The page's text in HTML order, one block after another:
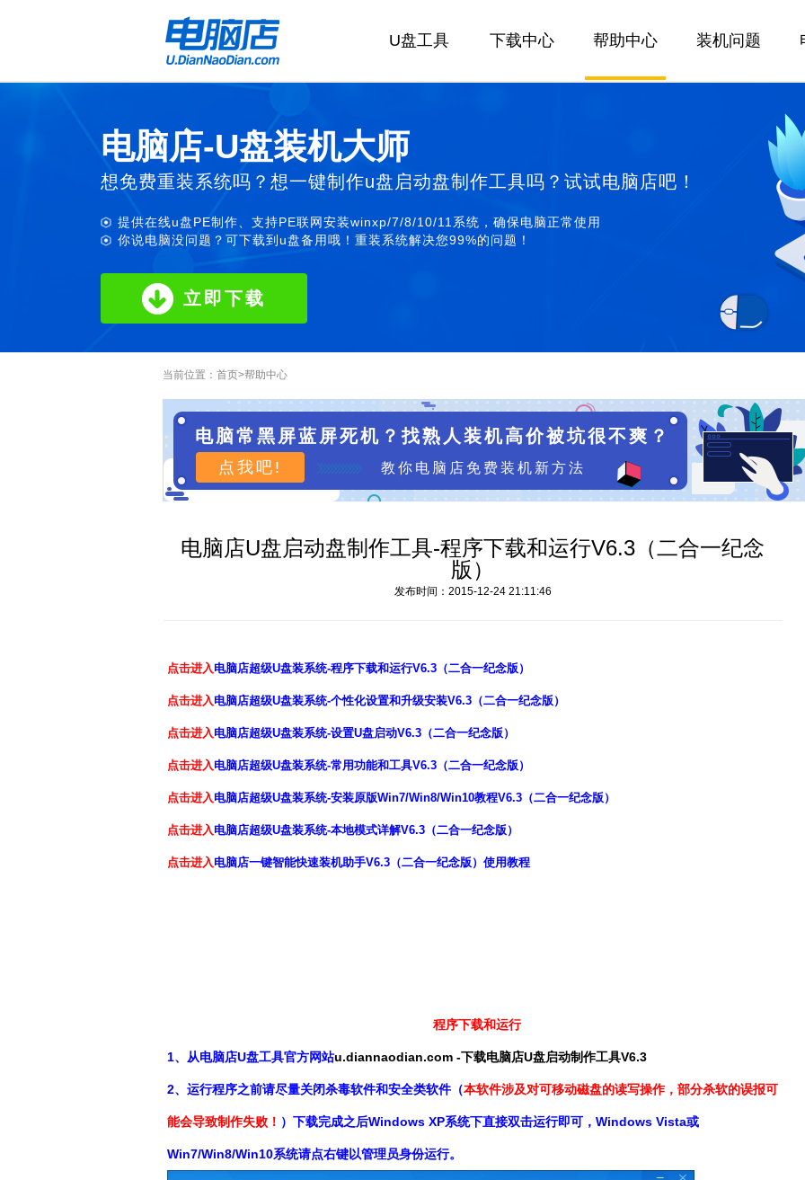
U盘工具 下载中心 帮助中心 装机问题
电脑店-U盘装机大师
想免费重装系统吗？想一键制作u盘启动盘制作工具吗？试试电脑店吧！
提供在线u盘PE制作、支持PE联网安装winxp/7/8/10/11系统，确保电脑正常使用
你说电脑没问题？可下载到u盘备用哦！重装系统解决您99%的问题！
立即下载
当前位置： 首页>帮助中心
电脑常黑屏蓝屏死机？找熟人装机高价被坑很不爽？
点我吧! 教你电脑店免费装机新方法
电脑店U盘启动盘制作工具-程序下载和运行V6.3（二合一纪念
版）
发布时间：2015-12-24 21:11:46
点击进入电脑店超级U盘装系统-程序下载和运行V6.3（二合一纪念版）
点击进入电脑店超级U盘装系统-个性化设置和升级安装V6.3（二合一纪念版）
点击进入电脑店超级U盘装系统-设置U盘启动V6.3（二合一纪念版）
点击进入电脑店超级U盘装系统-常用功能和工具V6.3（二合一纪念版）
点击进入电脑店超级U盘装系统-安装原版Win7/Win8/Win10教程V6.3（二合一纪念版）
点击进入电脑店超级U盘装系统-本地模式详解V6.3（二合一纪念版）
点击进入电脑店一键智能快速装机助手V6.3（二合一纪念版）使用教程
程序下载和运行
1、从电脑店U盘工具官方网站u.diannaodian.com -下载电脑店U盘启动制作工具V6.3
2、运行程序之前请尽量关闭杀毒软件和安全类软件（本软件涉及对可移动磁盘的读写操作，部分杀软的误报可
能会导致制作失败！ ）下载完成之后Windows XP系统下直接双击运行即可，Windows Vista或
Win7/Win8/Win10系统请点右键以管理员身份运行。